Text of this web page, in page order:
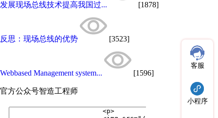
发展现场总线技术提高我国过... [1878]
反思：现场总线的优势 [3523]
Webbased Management system... [1596]
官方公众号智造工程师
客服
小程序